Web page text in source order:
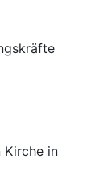
Kirche in